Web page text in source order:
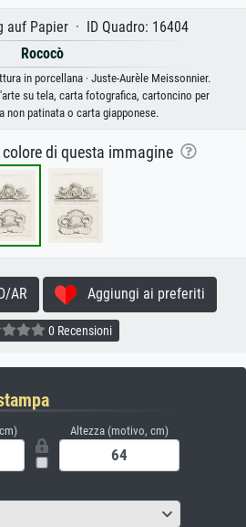
auf Papier · ID Quadro: 16404
Rococò
in porcellana · Juste-Aurèle Meissonnier.
su tela, carta fotografica, cartoncino per
non patinata o carta giapponese.
di questa immagine
AR Aggiungi ai preferiti
0 Recensioni
Altezza (motivo, cm)